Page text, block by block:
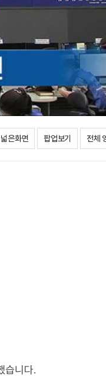
넓은화면 팝업보기 전체
습니다.